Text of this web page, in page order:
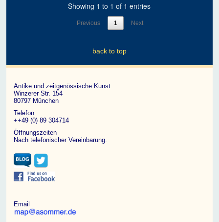
Showing 1 to 1 of 1 entries
Previous 1 Next
back to top
Antike und zeitgenössische Kunst
Winzerer Str. 154
80797 München
Telefon
++49 (0) 89 304714
Öffnungszeiten
Nach telefonischer Vereinbarung.
Email